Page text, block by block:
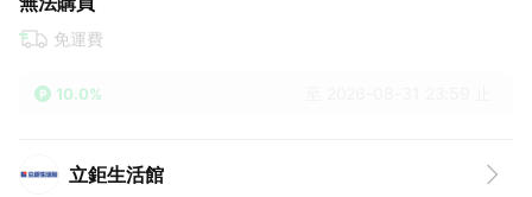
免運費
10.0%
立鉅生活館